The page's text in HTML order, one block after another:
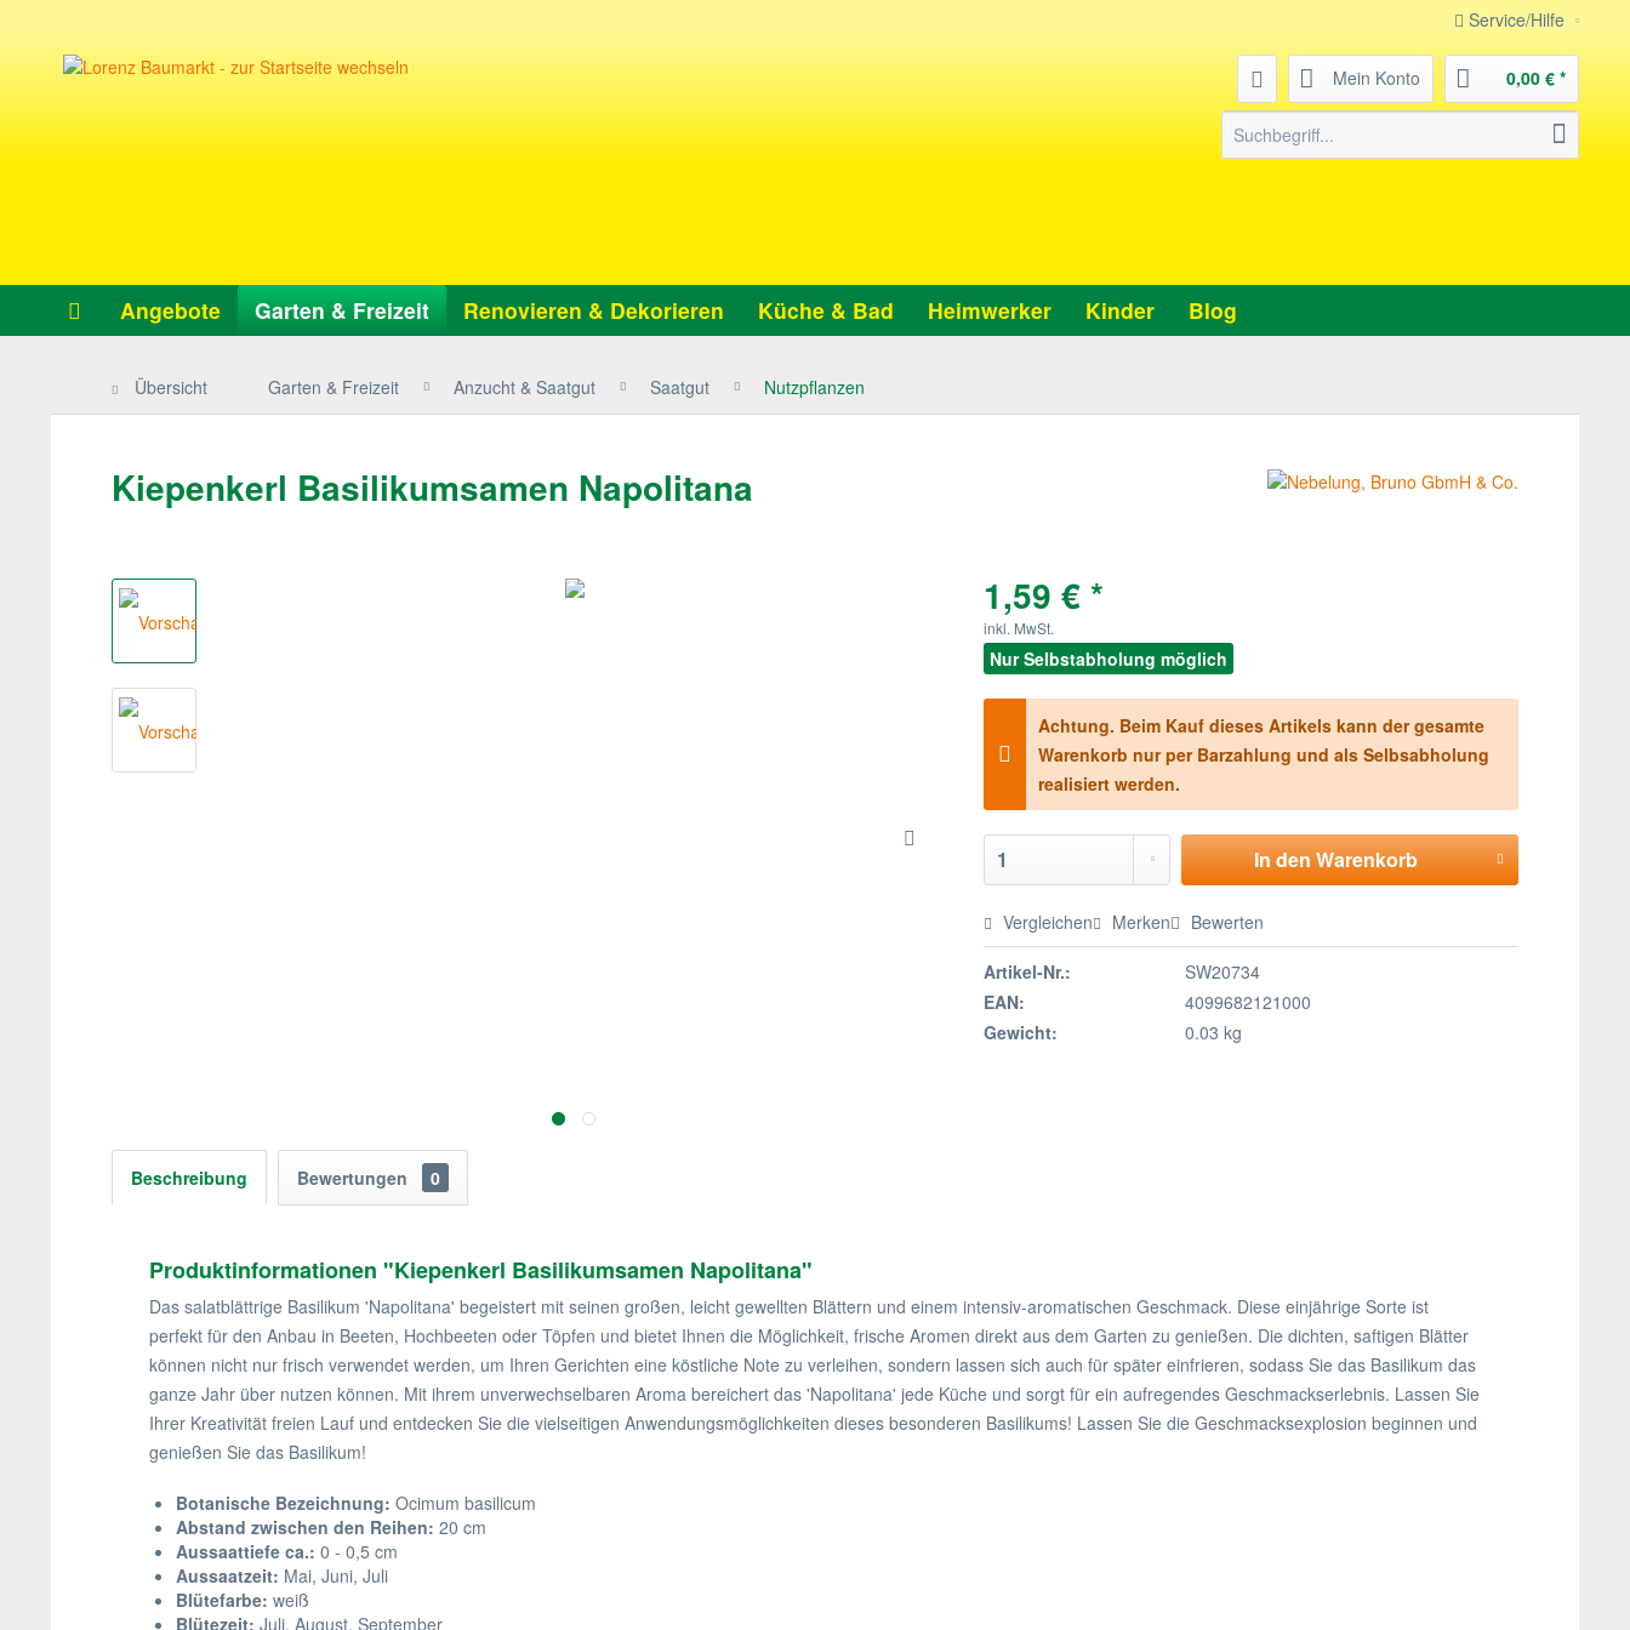
Service/Hilfe
Mein Konto 0,00 € *
Angebote Garten & Freizeit Renovieren & Dekorieren Küche & Bad Heimwerker Kinder Blog
Übersicht Garten & Freizeit Anzucht & Saatgut Saatgut Nutzpflanzen
Kiepenkerl Basilikumsamen Napolitana
1,59 € *
inkl. MwSt.
Nur Selbstabholung möglich
Achtung. Beim Kauf dieses Artikels kann der gesamte
Warenkorb nur per Barzahlung und als Selbsabholung
realisiert werden.
In denWarenkorb
Vergleichen Merken Bewerten
Artikel-Nr.:
SW20734
EAN:
4099682121000
Gewicht:
0.03 kg
Beschreibung Bewertungen 0
Produktinformationen "Kiepenkerl Basilikumsamen Napolitana"
Das salatblättrige Basilikum 'Napolitana' begeistert mit seinen großen, leicht gewellten Blättern und einem intensiv-aromatischen Geschmack. Diese einjährige Sorte ist
perfekt für den Anbau in Beeten, Hochbeeten oder Töpfen und bietet Ihnen die Möglichkeit, frische Aromen direkt aus dem Garten zu genießen. Die dichten, saftigen Blätter
können nicht nur frisch verwendet werden, um Ihren Gerichten eine köstliche Note zu verleihen, sondern lassen sich auch für später einfrieren, sodass Sie das Basilikum das
ganze Jahr über nutzen können. Mit ihrem unverwechselbaren Aroma bereichert das 'Napolitana' jede Küche und sorgt für ein aufregendes Geschmackserlebnis. Lassen Sie
Ihrer Kreativität freien Lauf und entdecken Sie die vielseitigen Anwendungsmöglichkeiten dieses besonderen Basilikums! Lassen Sie die Geschmacksexplosion beginnen und
genießen Sie das Basilikum!
Botanische Bezeichnung: Ocimum basilicum
Abstand zwischen den Reihen: 20 cm
Aussaattiefe ca.: 0 - 0,5 cm
Aussaatzeit: Mai, Juni, Juli
Blütefarbe: weiß
Blütezeit: Juli, August, September